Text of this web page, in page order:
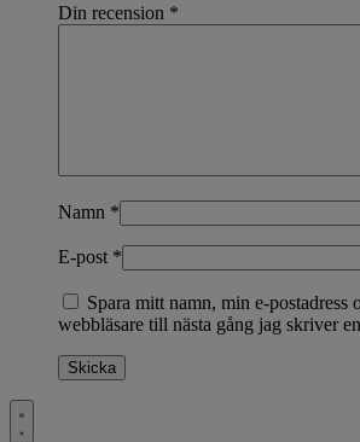
Din recension *
Namn *
E-post *
Spara mitt namn, min e-postadress
webbläsare till nästa gång jag skriver